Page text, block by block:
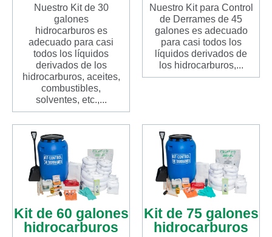
Nuestro Kit de 30
galones
hidrocarburos es
adecuado para casi
todos los líquidos
derivados de los
hidrocarburos, aceites,
combustibles,
solventes, etc.,...
Nuestro Kit para Control
de Derrames de 45
galones es adecuado
para casi todos los
líquidos derivados de
los hidrocarburos,...
Kit de 60 galones
hidrocarburos
Kit de 75 galones
hidrocarburos